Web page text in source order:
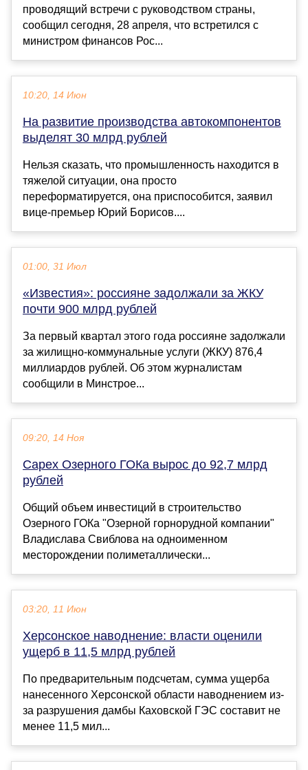
проводящий встречи с руководством страны,
сообщил сегодня, 28 апреля, что встретился с
министром финансов Рос...
10:20, 14 Июн
На развитие производства автокомпонентов
выделят 30 млрд рублей
Нельзя сказать, что промышленность находится в
тяжелой ситуации, она просто
переформатируется, она приспособится, заявил
вице-премьер Юрий Борисов....
01:00, 31 Июл
«Известия»: россияне задолжали за ЖКУ
почти 900 млрд рублей
За первый квартал этого года россияне задолжали
за жилищно-коммунальные услуги (ЖКУ) 876,4
миллиардов рублей. Об этом журналистам
сообщили в Минстрое...
09:20, 14 Ноя
Capex Озерного ГОКа вырос до 92,7 млрд
рублей
Общий объем инвестиций в строительство
Озерного ГОКа "Озерной горнорудной компании"
Владислава Свиблова на одноименном
месторождении полиметаллически...
03:20, 11 Июн
Херсонское наводнение: власти оценили
ущерб в 11,5 млрд рублей
По предварительным подсчетам, сумма ущерба
нанесенного Херсонской области наводнением из-
за разрушения дамбы Каховской ГЭС составит не
менее 11,5 мил...